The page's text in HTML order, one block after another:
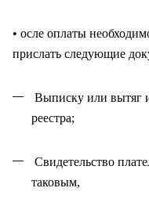
• осле оплаты
прислать следующие
Выписку или вытяг
реестра;
Свидетельство
таковым,